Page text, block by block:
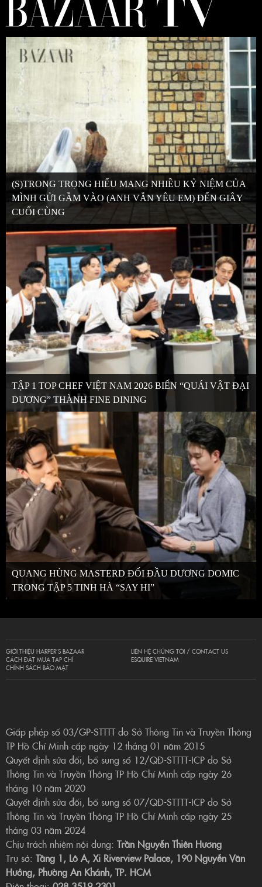
(S)TRONG TRỌNG HIẾU MANG NHIỀU KỶ NIỆM CỦA
MÌNH GỬI GẮM VÀO (ANH VẪN YÊU EM) ĐẾN GIÂY
CUỐI CÙNG
TẬP 1 TOP CHEF VIỆT NAM 2026 BIẾN “QUÁI VẬT ĐẠI
DƯƠNG” THÀNH FINE DINING
QUANG HÙNG MASTERD ĐỐI ĐẦU DƯƠNG DOMIC
TRONG TẬP 5 TINH HÀ “SAY HI”
GIỚI THIỆU HARPER’S BAZAAR
CÁCH ĐẶT MUA TẠP CHÍ
CHÍNH SÁCH BẢO MẬT
LIÊN HỆ CHÚNG TÔI / CONTACT US
ESQUIRE VIETNAM
Giấp phép số 03/GP-STTTT do Sở Thông Tin và Truyền Thông
TP Hồ Chí Minh cấp ngày 12 tháng 01 năm 2015
Quyết định sửa đổi, bổ sung số 12/QĐ-STTTT-ICP do Sở
Thông Tin và Truyền Thông TP Hồ Chí Minh cấp ngày 26
tháng 10 năm 2020
Quyết định sửa đổi, bổ sung số 07/QĐ-STTTT-ICP do Sở
Thông Tin và Truyền Thông TP Hồ Chí Minh cấp ngày 25
tháng 03 năm 2024
Chịu trách nhiệm nội dung: Trần Nguyễn Thiên Hương
Trụ sở: Tầng 1, Lô A, Xi Riverview Palace, 190 Nguyễn Văn
Hưởng, Phường An Khánh, TP. HCM